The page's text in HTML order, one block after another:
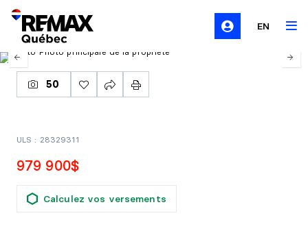
EN
50
979 900$
Calculez vos versements
ULS : 28329311